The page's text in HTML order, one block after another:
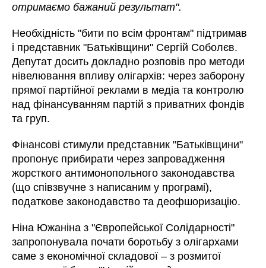
отримаємо бажаний результат".
Необхідність "бити по всім фронтам" підтримав
і представник "Батьківщини" Сергій Соболєв.
Депутат досить докладно розповів про методи
нівелювання впливу олігархів: через заборону
прямої партійної реклами в медіа та контролю
над фінансуванням партій з приватних фондів
та груп.
Фінансові стимули представник "Батьківщини"
пропонує прибирати через запровадження
жорсткого антимонопольного законодавства
(що співзвучне з написаним у програмі),
податкове законодавство та деофшоризацію.
Ніна Южаніна з "Європейської Солідарності"
запропонувала почати боротьбу з олігархами
саме з економічної складової – з розмитої